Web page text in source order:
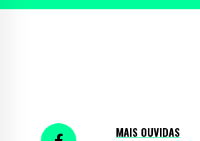
MAIS OUVIDAS